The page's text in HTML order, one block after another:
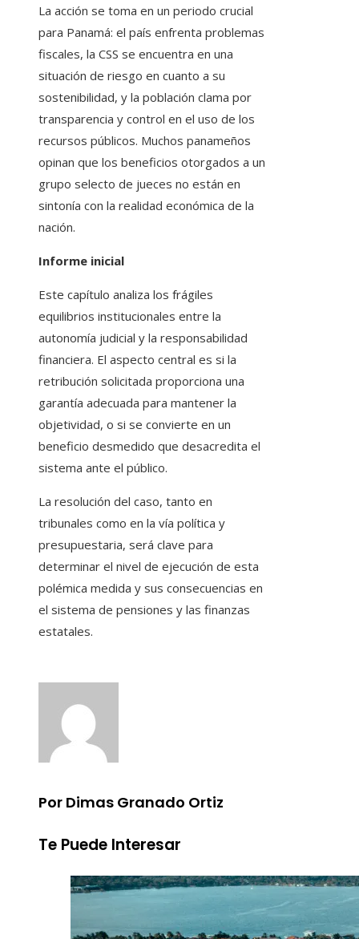
La acción se toma en un periodo crucial
para Panamá: el país enfrenta problemas
fiscales, la CSS se encuentra en una
situación de riesgo en cuanto a su
sostenibilidad, y la población clama por
transparencia y control en el uso de los
recursos públicos. Muchos panameños
opinan que los beneficios otorgados a un
grupo selecto de jueces no están en
sintonía con la realidad económica de la
nación.
Informe inicial
Este capítulo analiza los frágiles
equilibrios institucionales entre la
autonomía judicial y la responsabilidad
financiera. El aspecto central es si la
retribución solicitada proporciona una
garantía adecuada para mantener la
objetividad, o si se convierte en un
beneficio desmedido que desacredita el
sistema ante el público.
La resolución del caso, tanto en
tribunales como en la vía política y
presupuestaria, será clave para
determinar el nivel de ejecución de esta
polémica medida y sus consecuencias en
el sistema de pensiones y las finanzas
estatales.
Por Dimas Granado Ortiz
Te Puede Interesar